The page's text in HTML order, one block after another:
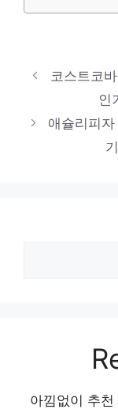
편안함을
코스트코
인
애슐리피
아낌없이 추